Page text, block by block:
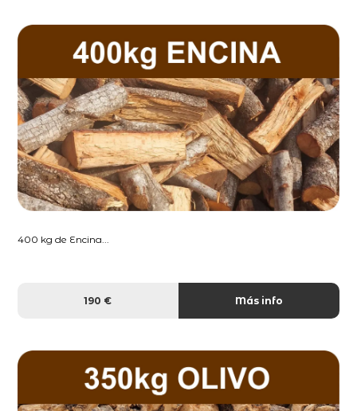
400 kg de Encina...
190 € Más info